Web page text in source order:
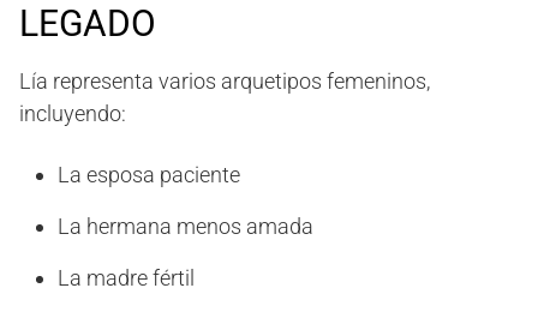
LEGADO
Lía representa varios arquetipos femeninos,
incluyendo:
La esposa paciente
La hermana menos amada
La madre fértil